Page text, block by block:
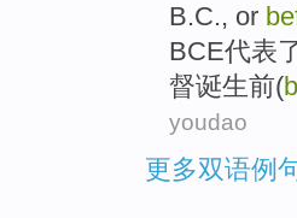
B.C., or
BCE代表
督诞生前(
youdao
更多双语例